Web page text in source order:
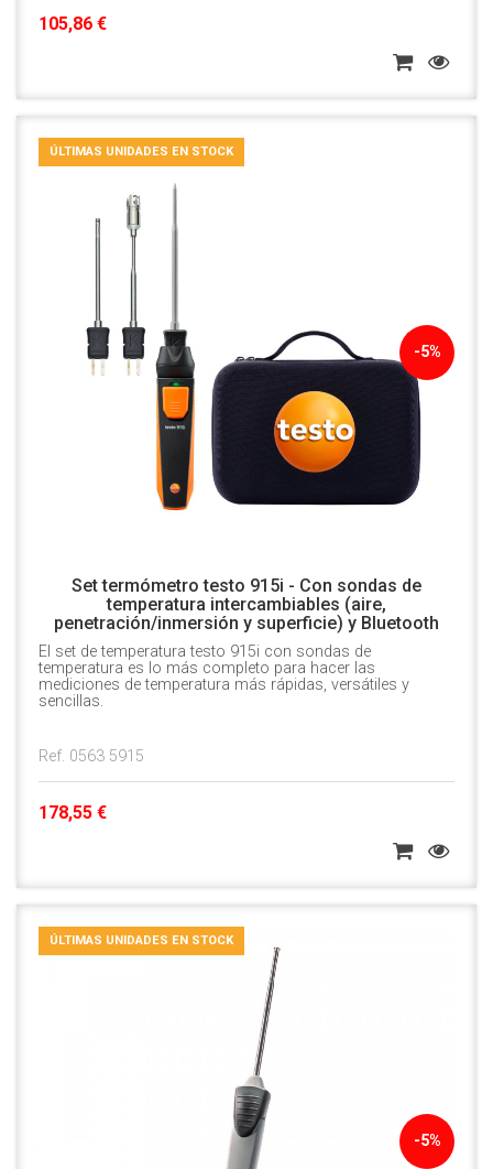
105,86 €
-5%
ÚLTIMAS UNIDADES EN STOCK
Set termómetro testo 915i - Con sondas de
temperatura intercambiables (aire,
penetración/inmersión y superficie) y Bluetooth
El set de temperatura testo 915i con sondas de
temperatura es lo más completo para hacer las
mediciones de temperatura más rápidas, versátiles y
sencillas.
Ref. 0563 5915
178,55 €
-5%
ÚLTIMAS UNIDADES EN STOCK